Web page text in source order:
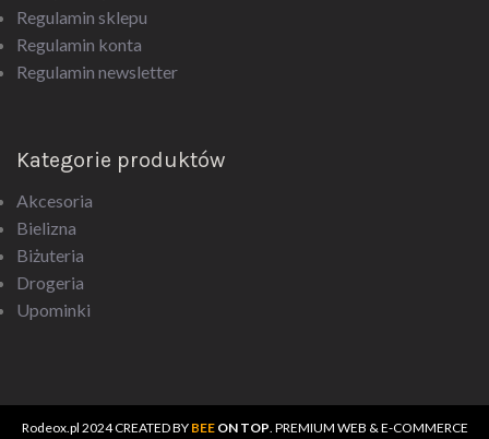
Regulamin sklepu
Regulamin konta
Regulamin newsletter
Kategorie produktów
Akcesoria
Bielizna
Biżuteria
Drogeria
Upominki
Rodeox.pl 2024 CREATED BY BEEON TOP . PREMIUM WEB & E-COMMERCE